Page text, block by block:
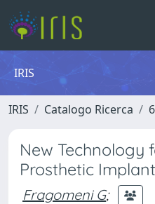
IRIS
IRIS Catalogo Ricerca
New Technology
Prosthetic
Fragomeni G;